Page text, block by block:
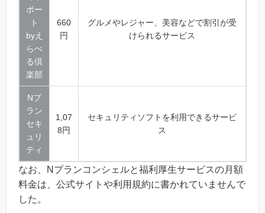
ポー
ト
byえ
らべ
る倶
楽部
660
円
グルメやレジャー、美容などで割引が受
けられるサービス
Nプ
ラン
セキ
ュリ
ティ
1,07
8円
セキュリティソフトを利用できるサービ
ス
なお、Nプランコンシェルと福利厚生サービスの月額
料金は、公式サイトや利用規約に書かれていませんで
した。